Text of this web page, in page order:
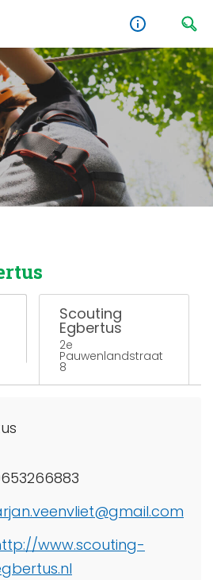
Scouting
Egbertus
2e
Pauwenlandstraat
8
www.scouting-